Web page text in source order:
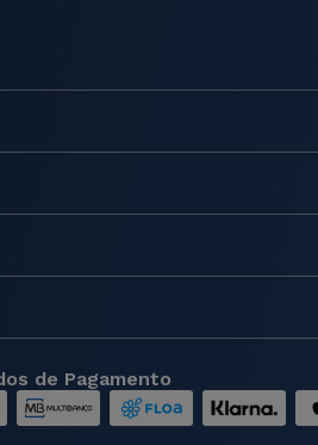
de Pagamento